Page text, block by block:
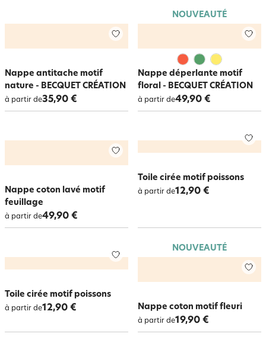
Nappe antitache motif
nature - BECQUET CRÉATION
à partir de35,90 €
NOUVEAUTÉ
Nappe déperlante motif
floral - BECQUET CRÉATION
à partir de49,90 €
Nappe coton lavé motif
feuillage
à partir de49,90 €
Toile cirée motif poissons
à partir de12,90 €
Toile cirée motif poissons
à partir de12,90 €
NOUVEAUTÉ
Nappe coton motif fleuri
à partir de19,90 €